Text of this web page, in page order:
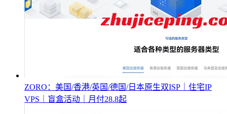
ZORO：美国/香港/英国/德国/日本原生双ISP｜住宅IP
VPS｜盲盒活动｜月付28.8起